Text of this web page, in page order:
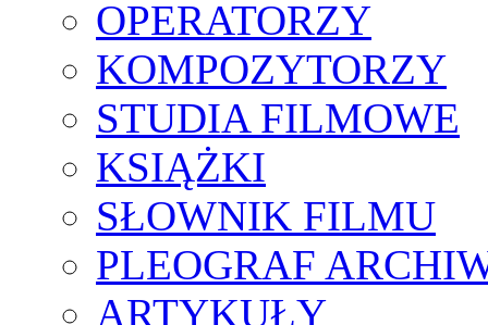
OPERATORZY
KOMPOZYTORZY
STUDIA FILMOWE
KSIĄŻKI
SŁOWNIK FILMU
PLEOGRAF
ARTYKUŁY